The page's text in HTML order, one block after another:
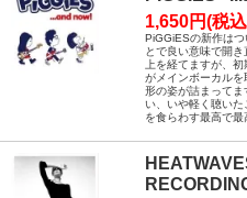
1,650円(税
PiGGiESの新作は
とで良い意味で開
上を経てますが、
がメインボーカル
形の姿が詰まって
い、いや軽く聴い
を食らわす最高で最